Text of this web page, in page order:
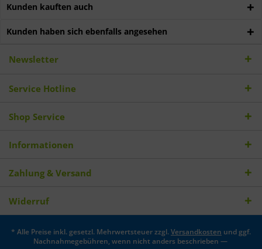
Kunden kauften auch
Kunden haben sich ebenfalls angesehen
Newsletter
Service Hotline
Shop Service
Informationen
Zahlung & Versand
Widerruf
* Alle Preise inkl. gesetzl. Mehrwertsteuer zzgl.Versandkosten und ggf.
Nachnahmegebühren, wenn nicht anders beschrieben —